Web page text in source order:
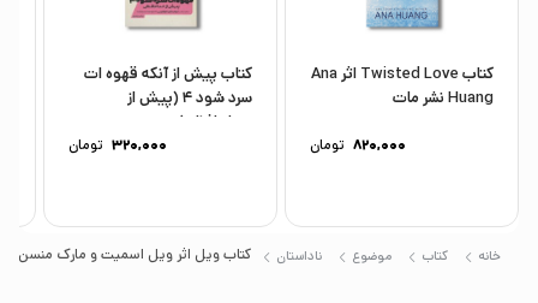
حقیقی با ارزش همگانی و داستان عجیب و
سرگرم‌کننده‌ی یک زندگی، ویل را مثل نویسنده‌اش
بی‌مانند کرده است.
کتاب Twisted Love اثر Ana
Huang نشر مات
820,000 تومان
کتاب پیش از آنکه قهوه ات
سرد شود 4 (پیش از
خداحافظی)...
320,000 تومان
خانه کتاب موضوع ناداستان کتاب ویل اثر ویل اسمیت و مارک منسن